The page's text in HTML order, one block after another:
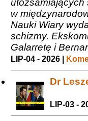
utożsamiających
w
Nauki Wiary
schizmy.
Galarretę i
LIP-04 - 2026 |
Dr
LIP-03 -